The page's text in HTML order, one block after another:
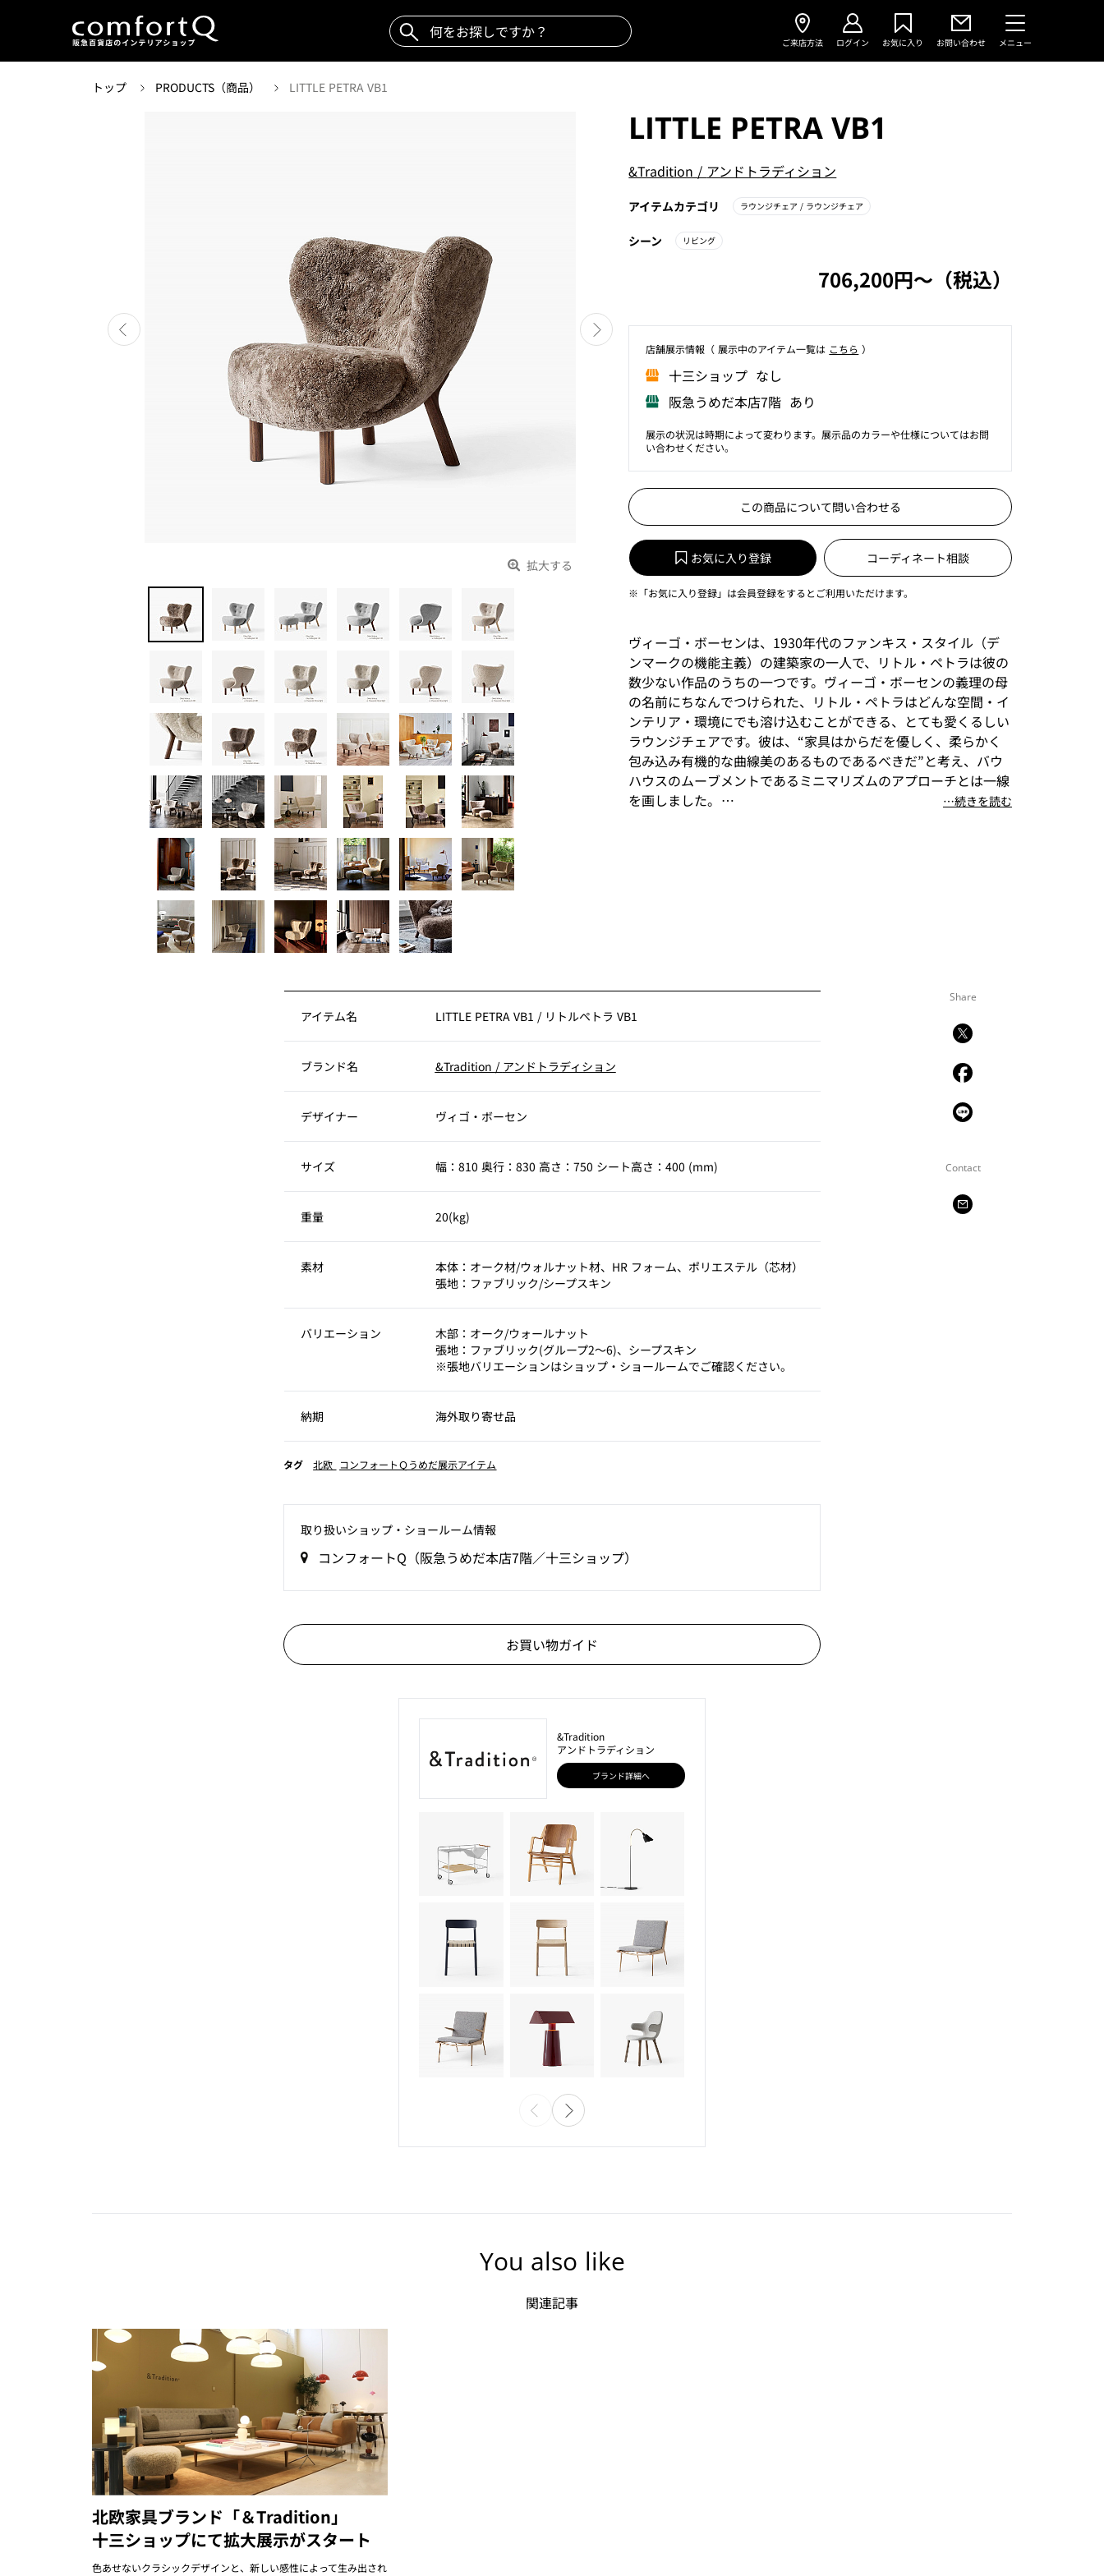
ご来店方法 ログイン お気に入り お問い合わせ メニュー
トップ PRODUCTS（商品） LITTLE PETRA VB1
拡大する
LITTLE PETRA VB1
&Tradition / アンドトラディション
アイテムカテゴリ ラウンジチェア/ ラウンジチェア
シーン リビング
706,200円〜（税込）
店舗展⽰情報（ 展⽰中のアイテム⼀覧は こちら ）
⼗三ショップ なし
阪急うめだ本店7階 あり
展示の状況は時期によって変わります。展示品のカラーや仕様についてはお問
い合わせください。
この商品について問い合わせる
お気に入り登録 コーディネート相談
※「お気に入り登録」は会員登録をするとご利用いただけます。
ヴィーゴ・ボーセンは、1930年代のファンキス・スタイル（デ
ンマークの機能主義）の建築家の一人で、リトル・ペトラは彼の
数少ない作品のうちの一つです。ヴィーゴ・ボーセンの義理の母
の名前にちなんでつけられた、リトル・ペトラはどんな空間・イ
ンテリア・環境にでも溶け込むことができる、とても愛くるしい
ラウンジチェアです。彼は、“家具はからだを優しく、柔らかく
包み込み有機的な曲線美のあるものであるべきだ”と考え、バウ
ハウスのムーブメントであるミニマリズムのアプローチとは一線
を画しました。
⋯続きを読む
Share
Contact
アイテム名 LITTLE PETRA VB1 / リトルペトラ VB1
ブランド名 &Tradition / アンドトラディション
デザイナー ヴィゴ・ボーセン
サイズ 幅：810 奥行：830 高さ：750 シート高さ：400 (mm)
重量 20(kg)
素材
本体：オーク材/ウォルナット材、HR フォーム、ポリエステル（芯材）
張地：ファブリック/シープスキン
バリエーション
木部：オーク/ウォールナット
張地：ファブリック(グループ2～6)、シープスキン
※張地バリエーションはショップ・ショールームでご確認ください。
納期 海外取り寄せ品
タグ 北欧 コンフォートＱうめだ展示アイテム
取り扱いショップ‧ショールーム情報
コンフォートQ（阪急うめだ本店7階／十三ショップ）
お買い物ガイド
&Tradition
アンドトラディション
ブランド詳細へ
You also like
関連記事
北欧家具ブランド「＆Tradition」
十三ショップにて拡大展示がスタート
色あせないクラシックデザインと、新しい感性によって生み出され